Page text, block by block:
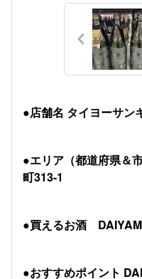
●店舗名 タイヨーサン
●エリア（都道府県＆
町313-1
●買えるお酒
●おすすめポイント